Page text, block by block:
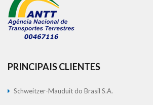
PRINCIPAIS CLIENTES
Schweitzer-Mauduit do Brasil S.A.